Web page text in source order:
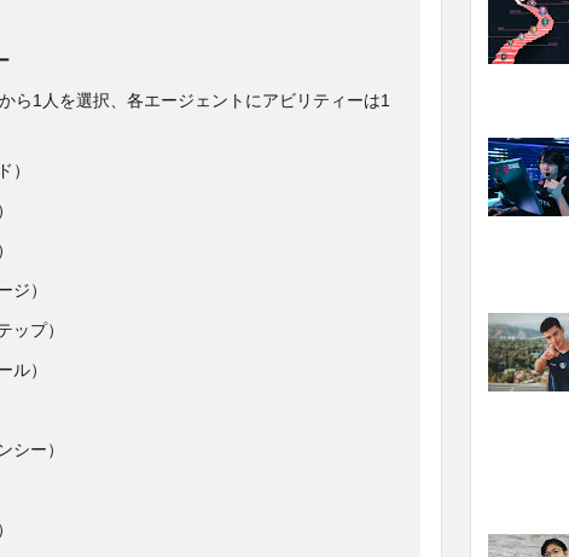
ら1人を選択、各エージェントにアビリティーは1
）
ジ）
ップ）
ル）
シー）